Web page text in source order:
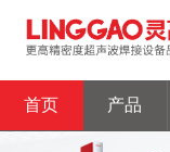
首页 产品